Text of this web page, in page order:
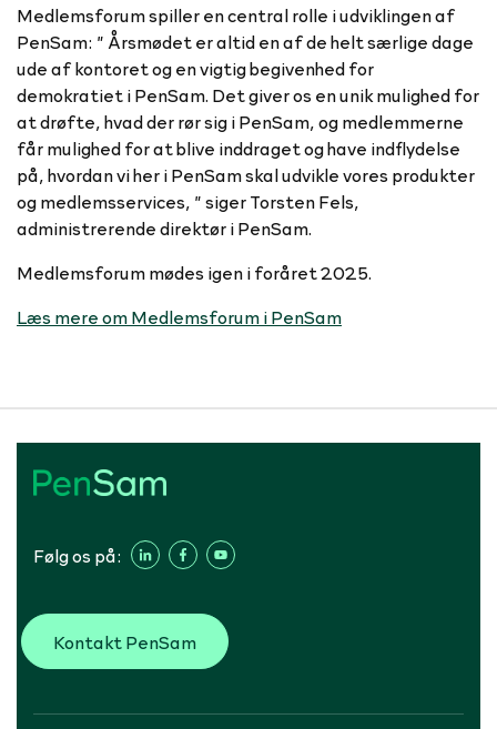
Medlemsforum spiller en central rolle i udviklingen af
PenSam: ” Årsmødet er altid en af de helt særlige dage
ude af kontoret og en vigtig begivenhed for
demokratiet i PenSam. Det giver os en unik mulighed for
at drøfte, hvad der rør sig i PenSam, og medlemmerne
får mulighed for at blive inddraget og have indflydelse
på, hvordan vi her i PenSam skal udvikle vores produkter
og medlemsservices, ” siger Torsten Fels,
administrerende direktør i PenSam.
Medlemsforum mødes igen i foråret 2025.
Læs mere om Medlemsforum i PenSam
Følg os på:
Kontakt PenSam